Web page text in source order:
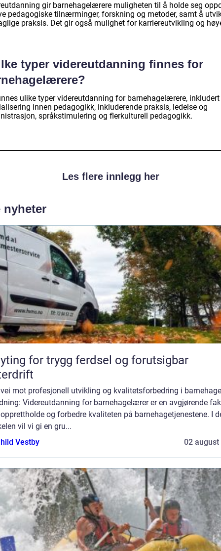
gir barnehagelærere muligheten til å holde seg
pedagogiske tilnærminger, forskning og metoder, samt å
praksis. Det gir også mulighet for karriereutvikling og
typer videreutdanning finnes for
ulike typer videreutdanning for barnehagelærere, inkludert
innen pedagogikk, inkluderende praksis, ledelse og
språkstimulering og flerkulturell pedagogikk.
Les flere innlegg her
nyheter
for trygg ferdsel og forutsigbar
mot profesjonell utvikling og kvalitetsforbedring i
Videreutdanning for barnehagelærer er en avgjørende
og forbedre kvaliteten på barnehagetjenestene. I
vil vi gi en gru...
Vestby
02 august